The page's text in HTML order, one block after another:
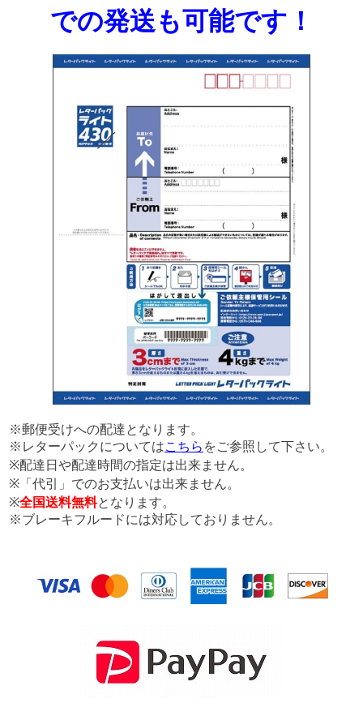
での発送も可能です！
※郵便受けへの配達となります。
※レターパックについてはこちら をご参照して下さい。
※配達日や配達時間の指定は出来ません。
※「代引」でのお支払いは出来ません。
※全国送料無料となります。
※ブレーキフルードには対応しておりません。